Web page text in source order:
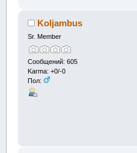
Koljambus
Sr. Member
Сообщений: 605
Karma: +0/-0
Пол: